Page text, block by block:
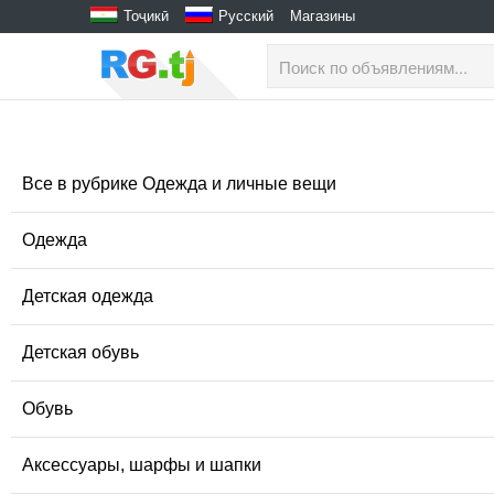
Тоҷикӣ Русский Магазины
Все в рубрике Одежда и личные вещи
Одежда
Детская одежда
Детская обувь
Обувь
Аксессуары, шарфы и шапки